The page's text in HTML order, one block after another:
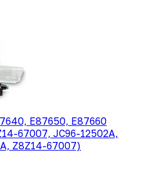
E87650, E87660
67007, JC96-12502A,
Z8Z14-67007)